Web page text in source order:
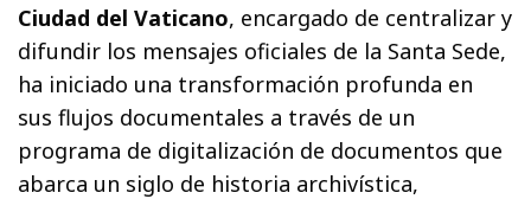
Ciudad del Vaticano, encargado de centralizar y
difundir los mensajes oficiales de la Santa Sede,
ha iniciado una transformación profunda en
sus flujos documentales a través de un
programa de digitalización de documentos que
abarca un siglo de historia archivística,